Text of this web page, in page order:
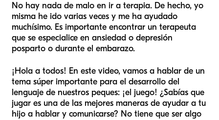
No hay nada de malo en ir a terapia. De hecho, yo
misma he ido varias veces y me ha ayudado
muchísimo. Es importante encontrar un terapeuta
que se especialice en ansiedad o depresión
posparto o durante el embarazo.
¡Hola a todos! En este video, vamos a hablar de un
tema súper importante para el desarrollo del
lenguaje de nuestros peques: ¡el juego! ¿Sabías que
jugar es una de las mejores maneras de ayudar a tu
hijo a hablar y comunicarse? No tiene que ser algo